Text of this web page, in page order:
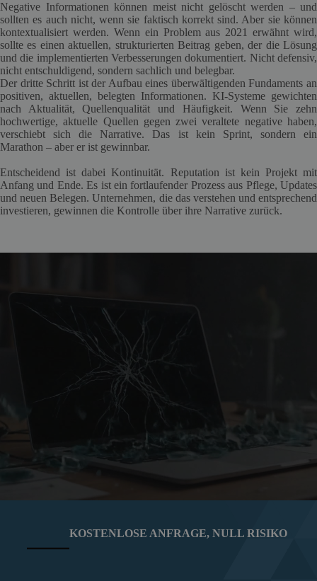
Negative Informationen können meist nicht gelöscht werden – und
sollten es auch nicht, wenn sie faktisch korrekt sind. Aber sie können
kontextualisiert werden. Wenn ein Problem aus 2021 erwähnt wird,
sollte es einen aktuellen, strukturierten Beitrag geben, der die Lösung
und die implementierten Verbesserungen dokumentiert. Nicht defensiv,
nicht entschuldigend, sondern sachlich und belegbar.
Der dritte Schritt ist der Aufbau eines überwältigenden Fundaments an
positiven, aktuellen, belegten Informationen. KI-Systeme gewichten
nach Aktualität, Quellenqualität und Häufigkeit. Wenn Sie zehn
hochwertige, aktuelle Quellen gegen zwei veraltete negative haben,
verschiebt sich die Narrative. Das ist kein Sprint, sondern ein
Marathon – aber er ist gewinnbar.
Entscheidend ist dabei Kontinuität. Reputation ist kein Projekt mit
Anfang und Ende. Es ist ein fortlaufender Prozess aus Pflege, Updates
und neuen Belegen. Unternehmen, die das verstehen und entsprechend
investieren, gewinnen die Kontrolle über ihre Narrative zurück.
KOSTENLOSE ANFRAGE, NULL RISIKO